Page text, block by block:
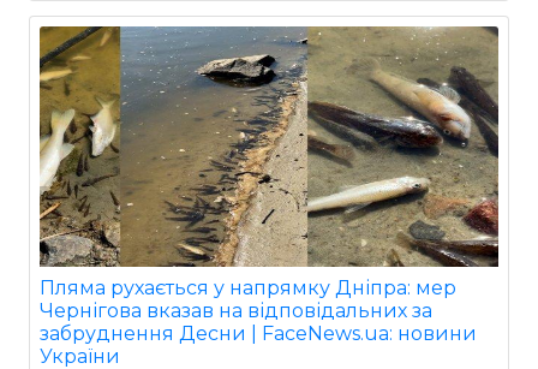
Пляма рухається у напрямку Дніпра: мер
Чернігова вказав на відповідальних за
забруднення Десни | FaceNews.ua: новини
України